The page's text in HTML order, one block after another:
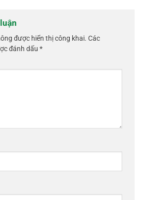
được hiển thị công khai. Các
đánh dấu *